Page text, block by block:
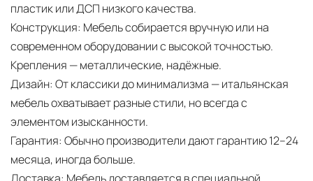
пластик или ДСП низкого качества.
Конструкция: Мебель собирается вручную или на
современном оборудовании с высокой точностью.
Крепления — металлические, надёжные.
Дизайн: От классики до минимализма — итальянская
мебель охватывает разные стили, но всегда с
элементом изысканности.
Гарантия: Обычно производители дают гарантию 12–24
месяца, иногда больше.